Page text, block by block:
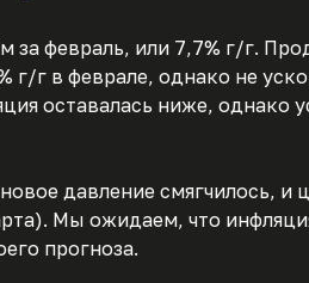
февраль, или 7,7% г/г.
г в феврале, однако не
оставалась ниже, однако
давление смягчилось, и
Мы ожидаем, что
прогноза.